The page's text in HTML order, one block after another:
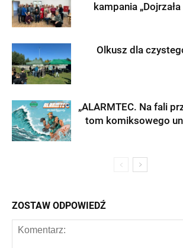
kampania
Olkusz dla
„ALARMTEC. Na fali
tom komiksowego
ZOSTAW ODPOWIEDŹ